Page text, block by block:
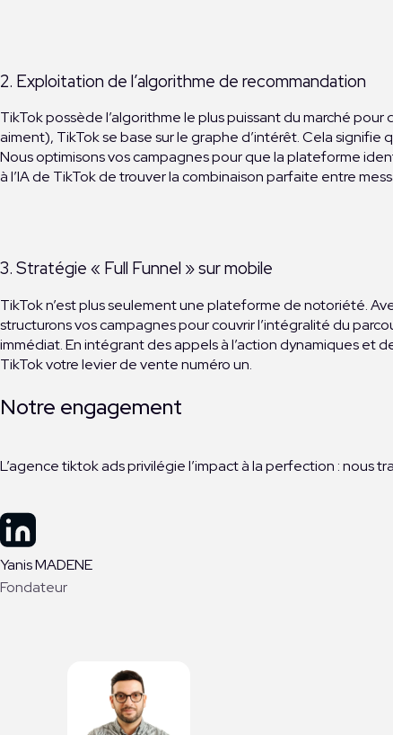
2. Exploitation de l’algorithme de recommandation
TikTok possède l’algorithme le plus puissant du marché
aiment), TikTok se base sur le graphe d’intérêt. Cela
Nous optimisons vos campagnes pour que la plateforme
à l’IA de TikTok de trouver la combinaison parfaite entre
3. Stratégie « Full Funnel » sur mobile
TikTok n’est plus seulement une plateforme de notoriété.
structurons vos campagnes pour couvrir l’intégralité du
immédiat. En intégrant des appels à l’action dynamiques et
TikTok votre levier de vente numéro un.
Notre engagement
L’agence tiktok ads privilégie l’impact à la perfection : nous
Yanis MADENE
Fondateur